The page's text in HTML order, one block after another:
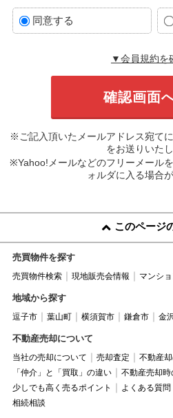
同意する
▼会員規約を
※ご記入頂いたメールアドレス宛て
をお送りいたし
※Yahoo!メールなどのフリーメール
ォルダに入る場合
このページ
売買物件を探す
売買物件検索 現地販売会情報 マンシ
地域から探す
逗子市 葉山町 横須賀市 鎌倉市 金
不動産売却について
当社の売却について 売却査定
不動産
「仲介」と「買取」の違い
不動産売却時
少しでも高く売るポイント
よくある質問
相続相談